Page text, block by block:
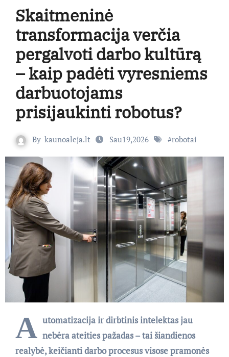
Skaitmeninė
transformacija verčia
pergalvoti darbo kultūrą
– kaip padėti vyresniems
darbuotojams
prisijaukinti robotus?
By kaunoaleja.lt Sau19,2026 #robotai
A utomatizacija ir dirbtinis intelektas jau
nebėra ateities pažadas – tai šiandienos
realybė, keičianti darbo procesus visose pramonės